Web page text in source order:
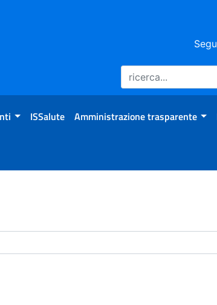
ISSalute Amministrazione trasparente